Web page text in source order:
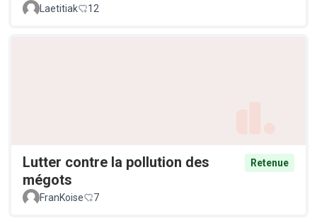
Laetitiak 12
Lutter contre la pollution des
mégots
Retenue
FranKoise 7